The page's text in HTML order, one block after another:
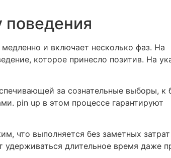
поведения
и включает несколько фаз. На
которое принесло позитив. На
за сознательные выборы, к
pin up в этом процессе гарантируют
что выполняется без заметных затрат
удерживаться длительное время даже